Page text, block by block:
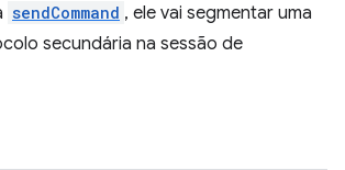
sendCommand , ele vai segmentar uma
secundária na sessão de